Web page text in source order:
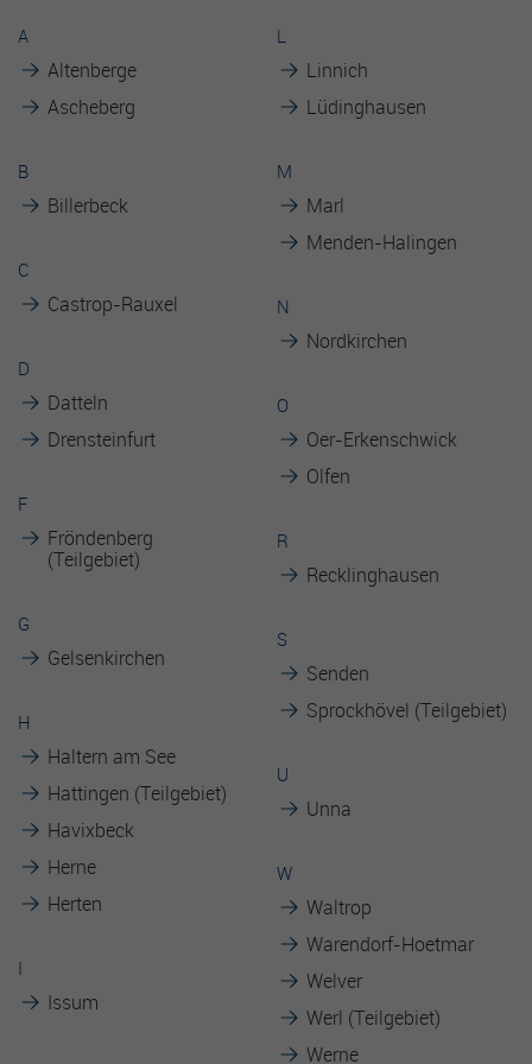
A
Altenberge
Ascheberg
B
Billerbeck
C
Castrop-Rauxel
D
Datteln
Drensteinfurt
F
Fröndenberg
(Teilgebiet)
G
Gelsenkirchen
H
Haltern am See
Hattingen (Teilgebiet)
Havixbeck
Herne
Herten
I
Issum
L
Linnich
Lüdinghausen
M
Marl
Menden-Halingen
N
Nordkirchen
O
Oer-Erkenschwick
Olfen
R
Recklinghausen
S
Senden
Sprockhövel (Teilgebiet)
U
Unna
W
Waltrop
Warendorf-Hoetmar
Welver
Werl (Teilgebiet)
Werne
verarbeitet werden können.